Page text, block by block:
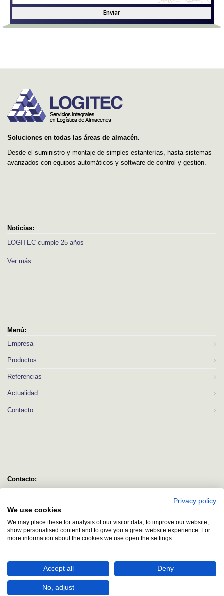
Enviar
Soluciones en todas las áreas de almacén.
Desde el suministro y montaje de simples estanterías, hasta sistemas
avanzados con equipos automáticos y software de control y gestión.
Noticias:
LOGITEC cumple 25 años
Ver más
Menú:
Empresa
Productos
Referencias
Actualidad
Contacto
Contacto:
C/ Idorsolo 13
Bizkaia
logitec@logitecsl.net
+34 944 544 580
Privacy policy
We use cookies
We may place these for analysis of our visitor data, to improve our website,
show personalised content and to give you a great website experience. For
more information about the cookies we use open the settings.
Accept all Deny
No, adjust